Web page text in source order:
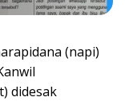
(napi)
didesak